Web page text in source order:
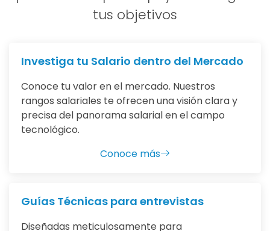
tus objetivos
Investiga tu Salario dentro del Mercado
Conoce tu valor en el mercado. Nuestros
rangos salariales te ofrecen una visión clara y
precisa del panorama salarial en el campo
tecnológico.
Conoce más
Guías Técnicas para entrevistas
Diseñadas meticulosamente para